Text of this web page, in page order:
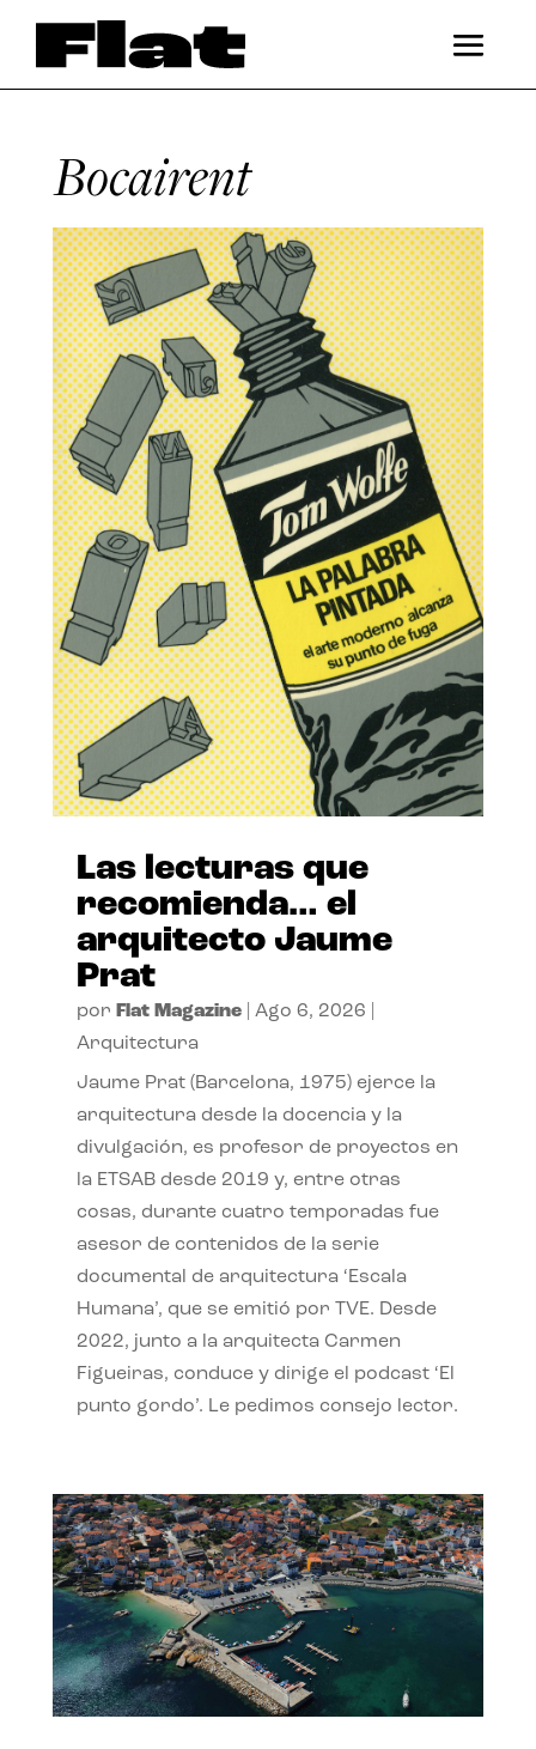
Bocairent
Las lecturas que
recomienda… el
arquitecto Jaume
Prat
por Flat Magazine| Ago 6, 2026
Arquitectura
Jaume Prat (Barcelona, 1975) ejerce la
arquitectura desde la docencia y la
divulgación, es profesor de proyectos en
la ETSAB desde 2019 y, entre otras
cosas, durante cuatro temporadas fue
asesor de contenidos de la serie
documental de arquitectura ‘Escala
Humana’, que se emitió por TVE. Desde
2022, junto a la arquitecta Carmen
Figueiras, conduce y dirige el podcast ‘El
punto gordo’. Le pedimos consejo lector.